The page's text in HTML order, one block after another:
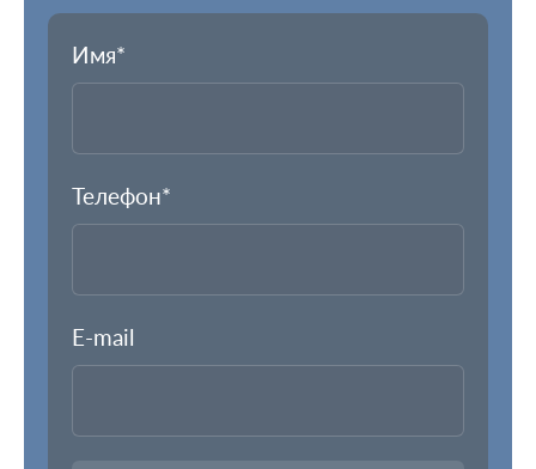
Имя*
Телефон*
E-mail